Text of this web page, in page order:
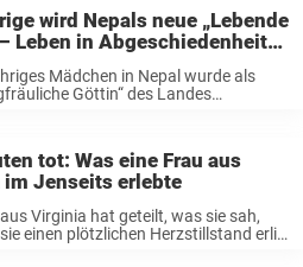
wird Nepals neue „Lebende
Leben in Abgeschiedenheit
Mädchen in Nepal wurde als
Göttin“ des Landes
alt, ...
tot: Was eine Frau aus
Jenseits erlebte
Virginia hat geteilt, was sie sah,
einen plötzlichen Herzstillstand erlitt